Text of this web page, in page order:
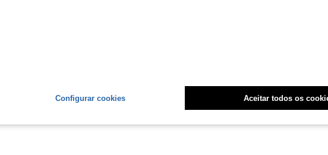
Ver Mais AvaliaçõesConfigurar cookies Aceitar todos os